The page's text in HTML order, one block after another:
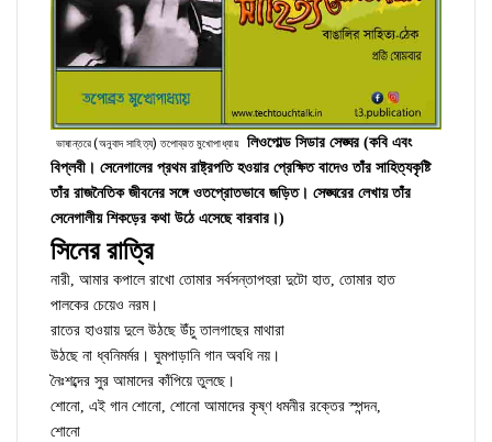
ভাষান্তরে (অনুবাদ সাহিত্য) তপোব্রত মুখোপাধ্যায়
লিওপোল্ড সিডার সেঙ্ঘর (কবি এবং
বিপ্লবী। সেনেগালের প্রথম রাষ্ট্রপতি হওয়ার প্রেক্ষিত বাদেও তাঁর সাহিত্যকৃষ্টি
তাঁর রাজনৈতিক জীবনের সঙ্গে ওতপ্রোতভাবে জড়িত। সেঙ্ঘরের লেখায় তাঁর
সেনেগালীয় শিকড়ের কথা উঠে এসেছে বারবার।)
সিনের রাত্রি
নারী, আমার কপালে রাখো তোমার সর্বসন্তাপহরা দুটো হাত, তোমার হাত
পালকের চেয়েও নরম।
রাতের হাওয়ায় দুলে উঠছে উঁচু তালগাছের মাথারা
উঠছে না ধ্বনিমর্মর। ঘুমপাড়ানি গান অবধি নয়।
নৈঃশব্দের সুর আমাদের কাঁপিয়ে তুলছে।
শোনো, এই গান শোনো, শোনো আমাদের কৃষ্ণ ধমনীর রক্তের স্পন্দন,
শোনো